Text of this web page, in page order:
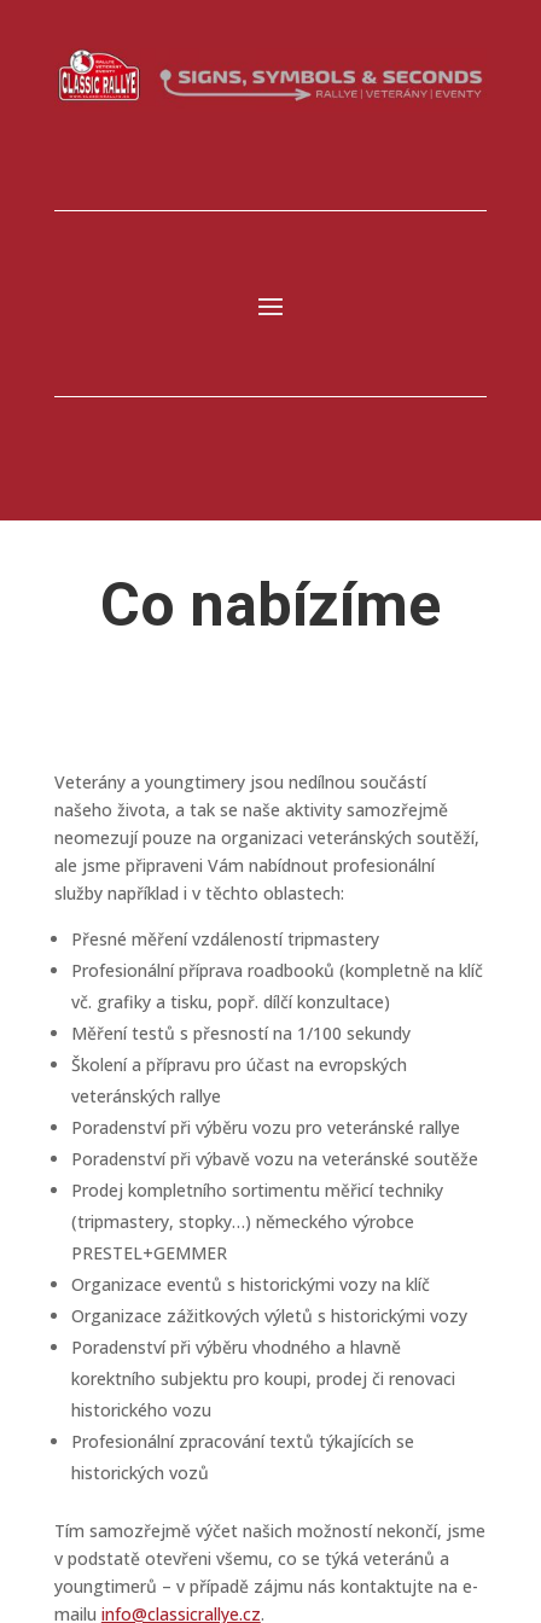
Co nabízíme
Veterány a youngtimery jsou nedílnou součástí
našeho života, a tak se naše aktivity samozřejmě
neomezují pouze na organizaci veteránských soutěží,
ale jsme připraveni Vám nabídnout profesionální
služby například i v těchto oblastech:
Přesné měření vzdáleností tripmastery
Profesionální příprava roadbooků (kompletně na klíč
vč. grafiky a tisku, popř. dílčí konzultace)
Měření testů s přesností na 1/100 sekundy
Školení a přípravu pro účast na evropských
veteránských rallye
Poradenství při výběru vozu pro veteránské rallye
Poradenství při výbavě vozu na veteránské soutěže
Prodej kompletního sortimentu měřicí techniky
(tripmastery, stopky…) německého výrobce
PRESTEL+GEMMER
Organizace eventů s historickými vozy na klíč
Organizace zážitkových výletů s historickými vozy
Poradenství při výběru vhodného a hlavně
korektního subjektu pro koupi, prodej či renovaci
historického vozu
Profesionální zpracování textů týkajících se
historických vozů
Tím samozřejmě výčet našich možností nekončí, jsme
v podstatě otevřeni všemu, co se týká veteránů a
youngtimerů – v případě zájmu nás kontaktujte na e-
mailu info@classicrallye.cz.